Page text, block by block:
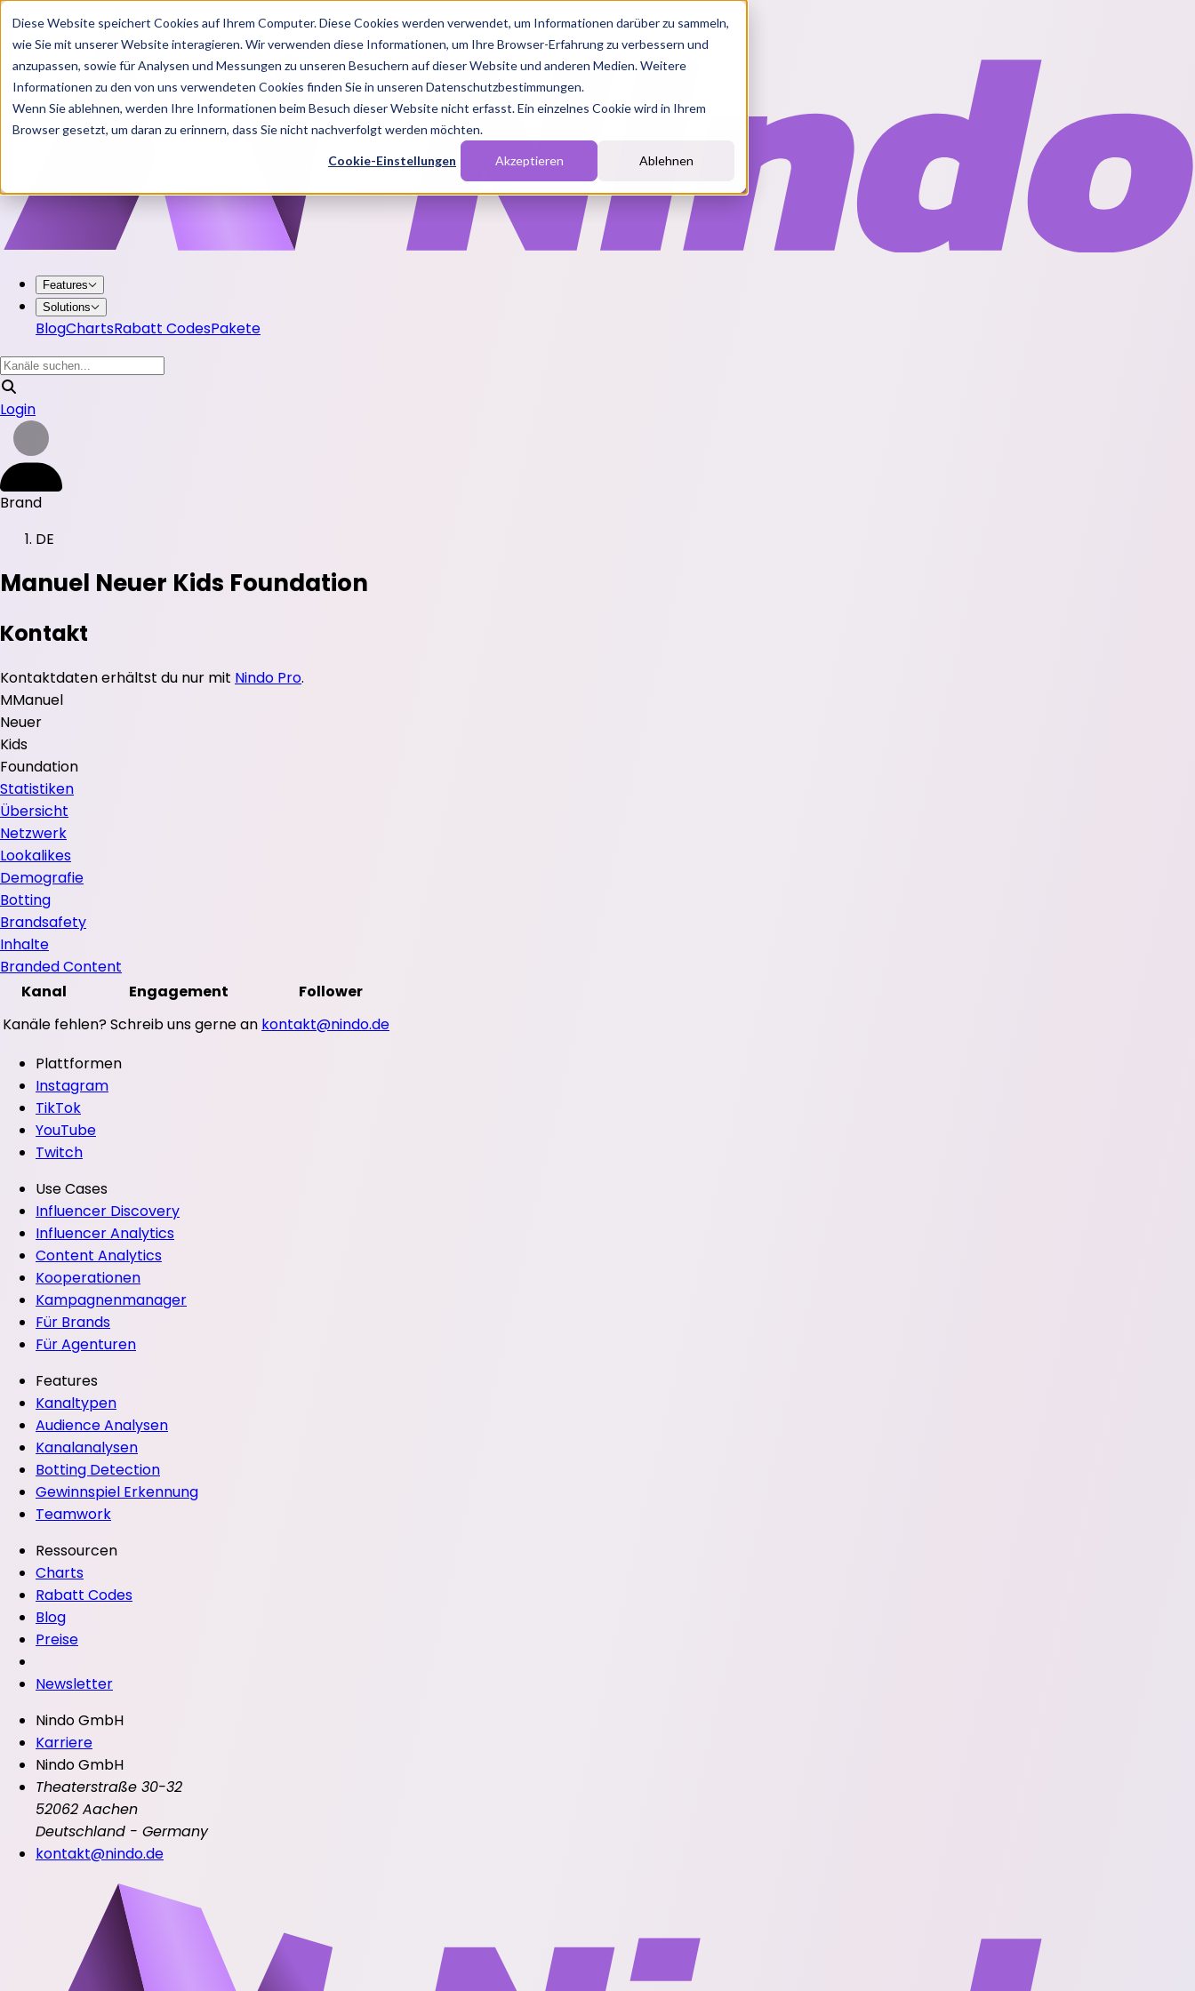
Diese Website speichert Cookies auf Ihrem Computer. Diese Cookies werden verwendet, um Informationen darüber zu sammeln,
wie Sie mit unserer Website interagieren. Wir verwenden diese Informationen, um Ihre Browser-Erfahrung zu verbessern und
anzupassen, sowie für Analysen und Messungen zu unseren Besuchern auf dieser Website und anderen Medien. Weitere
Informationen zu den von uns verwendeten Cookies finden Sie in unseren Datenschutzbestimmungen.
Wenn Sie ablehnen, werden Ihre Informationen beim Besuch dieser Website nicht erfasst. Ein einzelnes Cookie wird in Ihrem
Browser gesetzt, um daran zu erinnern, dass Sie nicht nachverfolgt werden möchten.
Cookie-Einstellungen Akzeptieren Ablehnen
Features
Solutions
BlogChartsRabatt CodesPakete
Login
Brand
DE
Manuel Neuer Kids Foundation
Kontakt
Kontaktdaten erhältst du nur mit Nindo Pro.
MManuel
Neuer
Kids
Foundation
Statistiken
Übersicht
Netzwerk
Lookalikes
Demografie
Botting
Brandsafety
Inhalte
Branded Content
Kanal
Engagement
Follower
Kanäle fehlen? Schreib uns gerne an kontakt@nindo.de
Plattformen
Instagram
TikTok
YouTube
Twitch
Use Cases
Influencer Discovery
Influencer Analytics
Content Analytics
Kooperationen
Kampagnenmanager
Für Brands
Für Agenturen
Features
Kanaltypen
Audience Analysen
Kanalanalysen
Botting Detection
Gewinnspiel Erkennung
Teamwork
Ressourcen
Charts
Rabatt Codes
Blog
Preise
Newsletter
Nindo GmbH
Karriere
Nindo GmbH
Theaterstraße 30-32
52062 Aachen
Deutschland - Germany
kontakt@nindo.de